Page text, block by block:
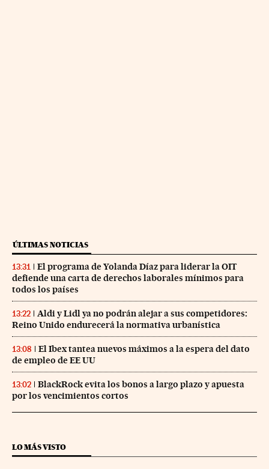
ÚLTIMAS NOTICIAS
13:31
El programa de Yolanda Díaz para liderar la OIT
defiende una carta de derechos laborales mínimos para
todos los países
13:22
Aldi y Lidl ya no podrán alejar a sus competidores:
Reino Unido endurecerá la normativa urbanística
13:08
El Ibex tantea nuevos máximos a la espera del dato
de empleo de EE UU
13:02
BlackRock evita los bonos a largo plazo y apuesta
por los vencimientos cortos
LO MÁS VISTO